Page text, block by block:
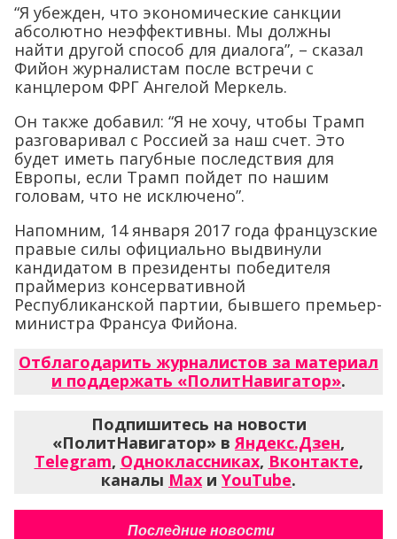
“Я убежден, что экономические санкции
абсолютно неэффективны. Мы должны
найти другой способ для диалога”, – сказал
Фийон журналистам после встречи с
канцлером ФРГ Ангелой Меркель.
Он также добавил: “Я не хочу, чтобы Трамп
разговаривал с Россией за наш счет. Это
будет иметь пагубные последствия для
Европы, если Трамп пойдет по нашим
головам, что не исключено”.
Напомним, 14 января 2017 года французские
правые силы официально выдвинули
кандидатом в президенты победителя
праймериз консервативной
Республиканской партии, бывшего премьер-
министра Франсуа Фийона.
Отблагодарить журналистов за материал
и поддержать «ПолитНавигатор».
Подпишитесь на новости
«ПолитНавигатор» в Яндекс.Дзен,
Telegram, Одноклассниках, Вконтакте,
каналы Max и YouTube.
Последние новости